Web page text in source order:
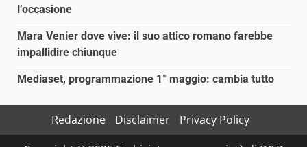
l’occasione
Mara Venier dove vive: il suo attico romano farebbe
impallidire chiunque
Mediaset, programmazione 1° maggio: cambia tutto
Redazione Disclaimer
Privacy Policy